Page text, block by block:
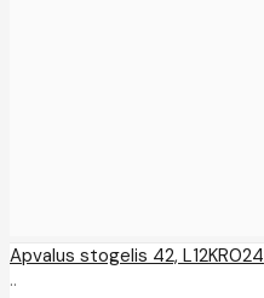
Apvalus stogelis 42, L12KR024
..